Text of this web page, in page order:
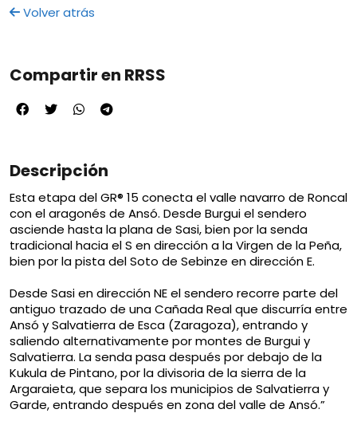
Volver atrás
Compartir en RRSS
Descripción
Esta etapa del GR® 15 conecta el valle navarro de Roncal
con el aragonés de Ansó. Desde Burgui el sendero
asciende hasta la plana de Sasi, bien por la senda
tradicional hacia el S en dirección a la Virgen de la Peña,
bien por la pista del Soto de Sebinze en dirección E.
Desde Sasi en dirección NE el sendero recorre parte del
antiguo trazado de una Cañada Real que discurría entre
Ansó y Salvatierra de Esca (Zaragoza), entrando y
saliendo alternativamente por montes de Burgui y
Salvatierra. La senda pasa después por debajo de la
Kukula de Pintano, por la divisoria de la sierra de la
Argaraieta, que separa los municipios de Salvatierra y
Garde, entrando después en zona del valle de Ansó.”